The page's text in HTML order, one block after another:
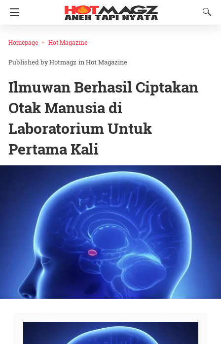
Homepage Hot Magazine
Hotmagz inHot Magazine
Ilmuwan Berhasil Ciptakan
Otak Manusia di
Laboratorium Untuk
Pertama Kali